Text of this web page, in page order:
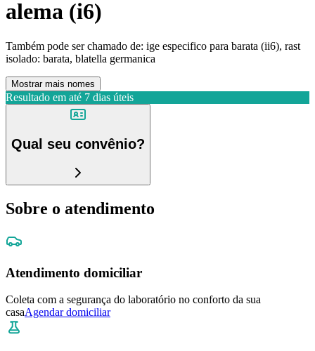
alema (i6)
Também pode ser chamado de: ige especifico para barata (ii6), rast
isolado: barata, blatella germanica
Mostrar mais nomes
Resultado em até 7 dias úteis
Qual seu convênio?
Sobre o atendimento
Atendimento domiciliar
Coleta com a segurança do laboratório no conforto da sua
casaAgendar domiciliar